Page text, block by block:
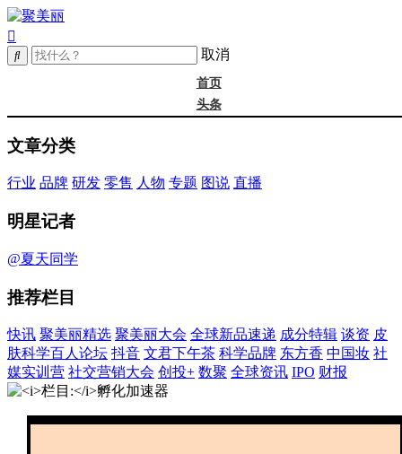
取消
首页
头条
成分
中国妆
实训营
数聚
文章分类
行业 品牌 研发 零售 人物 专题 图说 直播
明星记者
@夏天同学
推荐栏目
快讯 聚美丽精选 聚美丽大会 全球新品速递 成分特辑 谈资 皮
肤科学百人论坛 抖音 文君下午茶 科学品牌 东方香 中国妆 社
媒实训营 社交营销大会 创投+ 数聚 全球资讯 IPO 财报